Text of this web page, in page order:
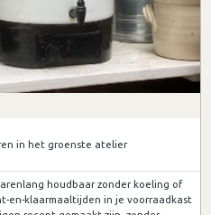
in het groenste atelier
houdbaar zonder koeling of
en-klaarmaaltijden in je voorraadkast